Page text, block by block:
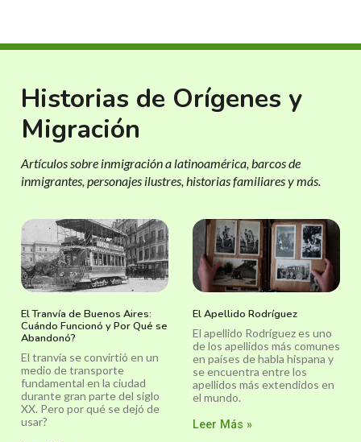
Historias de Orígenes y
Migración
Artículos sobre inmigración a latinoamérica, barcos de
inmigrantes, personajes ilustres, historias familiares y más.
El Tranvía de Buenos Aires:
Cuándo Funcionó y Por Qué se
Abandonó?
El tranvía se convirtió en un
medio de transporte
fundamental en la ciudad
durante gran parte del siglo
XX. Pero por qué se dejó de
usar?
El Apellido Rodríguez
El apellido Rodríguez es uno
de los apellidos más comunes
en países de habla hispana y
se encuentra entre los
apellidos más extendidos en
el mundo.
Leer Más »